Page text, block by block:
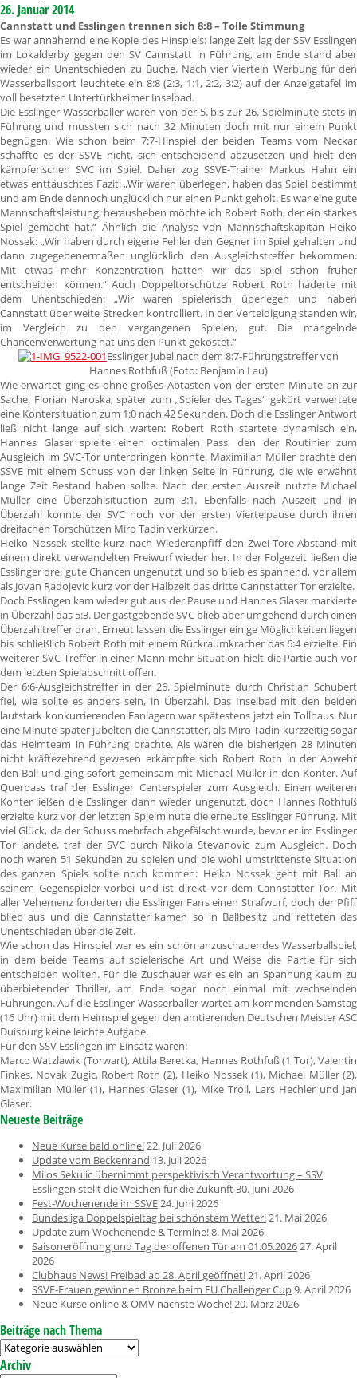
26. Januar 2014
Cannstatt und Esslingen trennen sich 8:8 – Tolle Stimmung
Es war annähernd eine Kopie des Hinspiels: lange Zeit lag der SSV Esslingen
im Lokalderby gegen den SV Cannstatt in Führung, am Ende stand aber
wieder ein Unentschieden zu Buche. Nach vier Vierteln Werbung für den
Wasserballsport leuchtete ein 8:8 (2:3, 1:1, 2:2, 3:2) auf der Anzeigetafel im
voll besetzten Untertürkheimer Inselbad.
Die Esslinger Wasserballer waren von der 5. bis zur 26. Spielminute stets in
Führung und mussten sich nach 32 Minuten doch mit nur einem Punkt
begnügen. Wie schon beim 7:7-Hinspiel der beiden Teams vom Neckar
schaffte es der SSVE nicht, sich entscheidend abzusetzen und hielt den
kämpferischen SVC im Spiel. Daher zog SSVE-Trainer Markus Hahn ein
etwas enttäuschtes Fazit: „Wir waren überlegen, haben das Spiel bestimmt
und am Ende dennoch unglücklich nur einen Punkt geholt. Es war eine gute
Mannschaftsleistung, herausheben möchte ich Robert Roth, der ein starkes
Spiel gemacht hat.“ Ähnlich die Analyse von Mannschaftskapitän Heiko
Nossek: „Wir haben durch eigene Fehler den Gegner im Spiel gehalten und
dann zugegebenermaßen unglücklich den Ausgleichstreffer bekommen.
Mit etwas mehr Konzentration hätten wir das Spiel schon früher
entscheiden können.“ Auch Doppeltorschütze Robert Roth haderte mit
dem Unentschieden: „Wir waren spielerisch überlegen und haben
Cannstatt über weite Strecken kontrolliert. In der Verteidigung standen wir,
im Vergleich zu den vergangenen Spielen, gut. Die mangelnde
Chancenverwertung hat uns den Punkt gekostet.“
Esslinger Jubel nach dem 8:7-Führungstreffer von
Hannes Rothfuß (Foto: Benjamin Lau)
Wie erwartet ging es ohne großes Abtasten von der ersten Minute an zur
Sache. Florian Naroska, später zum „Spieler des Tages“ gekürt verwertete
eine Kontersituation zum 1:0 nach 42 Sekunden. Doch die Esslinger Antwort
ließ nicht lange auf sich warten: Robert Roth startete dynamisch ein,
Hannes Glaser spielte einen optimalen Pass, den der Routinier zum
Ausgleich im SVC-Tor unterbringen konnte. Maximilian Müller brachte den
SSVE mit einem Schuss von der linken Seite in Führung, die wie erwähnt
lange Zeit Bestand haben sollte. Nach der ersten Auszeit nutzte Michael
Müller eine Überzahlsituation zum 3:1. Ebenfalls nach Auszeit und in
Überzahl konnte der SVC noch vor der ersten Viertelpause durch ihren
dreifachen Torschützen Miro Tadin verkürzen.
Heiko Nossek stellte kurz nach Wiederanpfiff den Zwei-Tore-Abstand mit
einem direkt verwandelten Freiwurf wieder her. In der Folgezeit ließen die
Esslinger drei gute Chancen ungenutzt und so blieb es spannend, vor allem
als Jovan Radojevic kurz vor der Halbzeit das dritte Cannstatter Tor erzielte.
Doch Esslingen kam wieder gut aus der Pause und Hannes Glaser markierte
in Überzahl das 5:3. Der gastgebende SVC blieb aber umgehend durch einen
Überzahltreffer dran. Erneut lassen die Esslinger einige Möglichkeiten liegen
bis schließlich Robert Roth mit einem Rückraumkracher das 6:4 erzielte. Ein
weiterer SVC-Treffer in einer Mann-mehr-Situation hielt die Partie auch vor
dem letzten Spielabschnitt offen.
Der 6:6-Ausgleichstreffer in der 26. Spielminute durch Christian Schubert
fiel, wie sollte es anders sein, in Überzahl. Das Inselbad mit den beiden
lautstark konkurrierenden Fanlagern war spätestens jetzt ein Tollhaus. Nur
eine Minute später jubelten die Cannstatter, als Miro Tadin kurzzeitig sogar
das Heimteam in Führung brachte. Als wären die bisherigen 28 Minuten
nicht kräftezehrend gewesen erkämpfte sich Robert Roth in der Abwehr
den Ball und ging sofort gemeinsam mit Michael Müller in den Konter. Auf
Querpass traf der Esslinger Centerspieler zum Ausgleich. Einen weiteren
Konter ließen die Esslinger dann wieder ungenutzt, doch Hannes Rothfuß
erzielte kurz vor der letzten Spielminute die erneute Esslinger Führung. Mit
viel Glück, da der Schuss mehrfach abgefälscht wurde, bevor er im Esslinger
Tor landete, traf der SVC durch Nikola Stevanovic zum Ausgleich. Doch
noch waren 51 Sekunden zu spielen und die wohl umstrittenste Situation
des ganzen Spiels sollte noch kommen: Heiko Nossek geht mit Ball an
seinem Gegenspieler vorbei und ist direkt vor dem Cannstatter Tor. Mit
aller Vehemenz forderten die Esslinger Fans einen Strafwurf, doch der Pfiff
blieb aus und die Cannstatter kamen so in Ballbesitz und retteten das
Unentschieden über die Zeit.
Wie schon das Hinspiel war es ein schön anzuschauendes Wasserballspiel,
in dem beide Teams auf spielerische Art und Weise die Partie für sich
entscheiden wollten. Für die Zuschauer war es ein an Spannung kaum zu
überbietender Thriller, am Ende sogar noch einmal mit wechselnden
Führungen. Auf die Esslinger Wasserballer wartet am kommenden Samstag
(16 Uhr) mit dem Heimspiel gegen den amtierenden Deutschen Meister ASC
Duisburg keine leichte Aufgabe.
Für den SSV Esslingen im Einsatz waren:
Marco Watzlawik (Torwart), Attila Beretka, Hannes Rothfuß (1 Tor), Valentin
Finkes, Novak Zugic, Robert Roth (2), Heiko Nossek (1), Michael Müller (2),
Maximilian Müller (1), Hannes Glaser (1), Mike Troll, Lars Hechler und Jan
Glaser.
Neueste Beiträge
Neue Kurse bald online!22. Juli 2026
Update vom Beckenrand 13. Juli 2026
Milos Sekulic übernimmt perspektivisch Verantwortung – SSV
Esslingen stellt die Weichen für die Zukunft30. Juni 2026
Fest-Wochenende im SSVE24. Juni 2026
Bundesliga Doppelspieltag bei schönstem Wetter!21. Mai 2026
Update zum Wochenende & Termine!8. Mai 2026
Saisoneröffnung und Tag der offenen Tür am 01.05.202627. April
2026
Clubhaus News! Freibad ab 28. April geöffnet!21. April 2026
SSVE-Frauen gewinnen Bronze beim EU Challenger Cup9. April 2026
Neue Kurse online & OMV nächste Woche!20. März 2026
Beiträge nach Thema
Beiträge
nach
Thema
Archiv